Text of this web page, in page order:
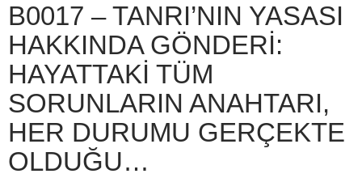
B0017 – TANRI’NIN YASASI
HAKKINDA GÖNDERI:
HAYATTAKI TÜM
SORUNLARIN ANAHTARI,
HER DURUMU GERÇEKTE
OLDUĞU…